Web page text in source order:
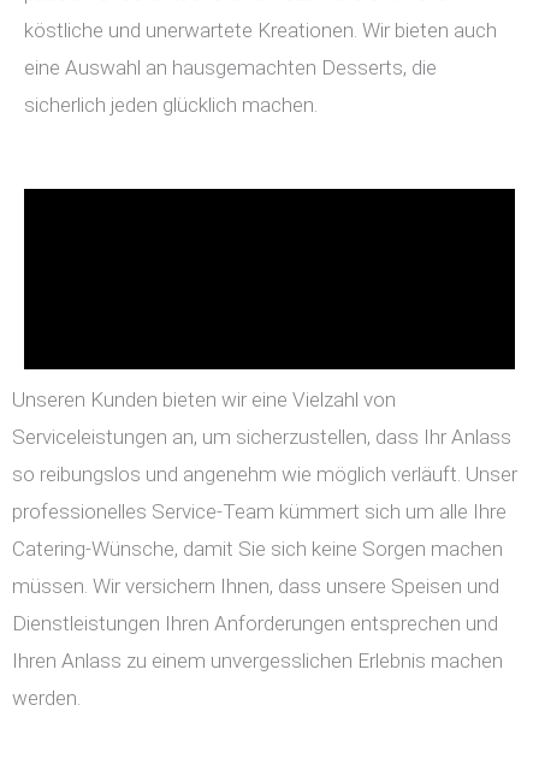
köstliche und unerwartete Kreationen. Wir bieten auch
eine Auswahl an hausgemachten Desserts, die
sicherlich jeden glücklich machen.
Unseren Kunden bieten wir eine Vielzahl von
Serviceleistungen an, um sicherzustellen, dass Ihr Anlass
so reibungslos und angenehm wie möglich verläuft. Unser
professionelles Service-Team kümmert sich um alle Ihre
Catering-Wünsche, damit Sie sich keine Sorgen machen
müssen. Wir versichern Ihnen, dass unsere Speisen und
Dienstleistungen Ihren Anforderungen entsprechen und
Ihren Anlass zu einem unvergesslichen Erlebnis machen
werden.